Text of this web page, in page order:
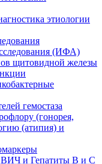
этиологии
(ИФА)
щитовидной железы
гемостаза
(гонорея,
(атипия) и
и Гепатиты B и C